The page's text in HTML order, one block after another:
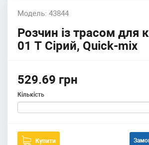
Модель: 43844
Розчин із трасом для
01 T Сірий, Quick-mix
529.69 грн
Кількість
Купити